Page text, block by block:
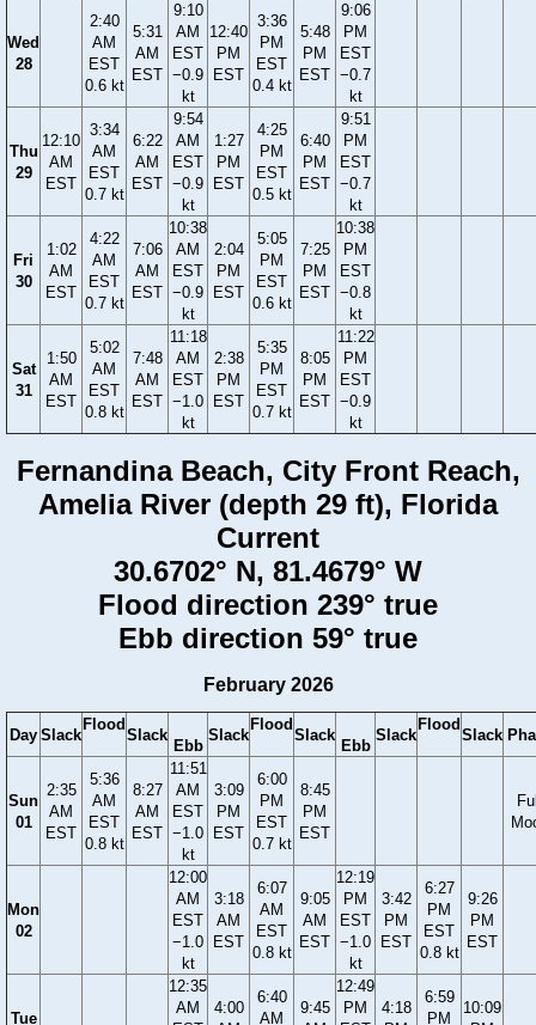
Wed
28
2:40
AM
EST
0.6 kt
5:31
AM
EST
9:10
AM
EST
−0.9
kt
12:40
PM
EST
3:36
PM
EST
0.4 kt
5:48
PM
EST
9:06
PM
EST
−0.7
kt
Thu
29
12:10
AM
EST
3:34
AM
EST
0.7 kt
6:22
AM
EST
9:54
AM
EST
−0.9
kt
1:27
PM
EST
4:25
PM
EST
0.5 kt
6:40
PM
EST
9:51
PM
EST
−0.7
kt
Fri
30
1:02
AM
EST
4:22
AM
EST
0.7 kt
7:06
AM
EST
10:38
AM
EST
−0.9
kt
2:04
PM
EST
5:05
PM
EST
0.6 kt
7:25
PM
EST
10:38
PM
EST
−0.8
kt
Sat
31
1:50
AM
EST
5:02
AM
EST
0.8 kt
7:48
AM
EST
11:18
AM
EST
−1.0
kt
2:38
PM
EST
5:35
PM
EST
0.7 kt
8:05
PM
EST
11:22
PM
EST
−0.9
kt
Fernandina Beach, City Front Reach,
Amelia River (depth 29 ft), Florida
Current
30.6702° N, 81.4679° W
Flood direction 239° true
Ebb direction 59° true
February 2026
Day Slack
Flood
Slack
Ebb
Slack
Flood
Slack
Ebb
Slack
Flood
Slack
Sun
01
2:35
AM
EST
5:36
AM
EST
0.8 kt
8:27
AM
EST
11:51
AM
EST
−1.0
kt
3:09
PM
EST
6:00
PM
EST
0.7 kt
8:45
PM
EST
Mon
02
12:00
AM
EST
−1.0
kt
3:18
AM
EST
6:07
AM
EST
0.8 kt
9:05
AM
EST
12:19
PM
EST
−1.0
kt
3:42
PM
EST
6:27
PM
EST
0.8 kt
9:26
PM
EST
Tue
12:35
AM
4:00
6:40
AM
9:45
12:49
PM
4:18
6:59
PM
10:09